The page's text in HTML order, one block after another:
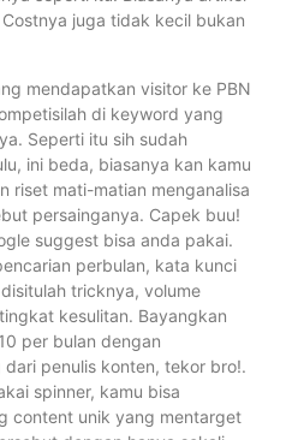
juga tidak kecil bukan
mendapatkan visitor ke PBN
di keyword yang
Seperti itu sih sudah
ini beda, biasanya kan kamu
riset mati-matian menganalisa
persainganya. Capek buu!
suggest bisa anda pakai.
perbulan, kata kunci
tricknya, volume
kesulitan. Bayangkan
per bulan dengan
penulis konten, tekor bro!.
spinner, kamu bisa
content unik yang mentarget